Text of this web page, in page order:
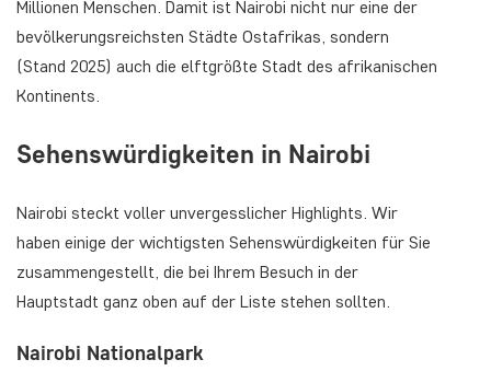
Millionen Menschen. Damit ist Nairobi nicht nur eine der
bevölkerungsreichsten Städte Ostafrikas, sondern
(Stand 2025) auch die elftgrößte Stadt des afrikanischen
Kontinents.
Sehenswürdigkeiten in Nairobi
Nairobi steckt voller unvergesslicher Highlights. Wir
haben einige der wichtigsten Sehenswürdigkeiten für Sie
zusammengestellt, die bei Ihrem Besuch in der
Hauptstadt ganz oben auf der Liste stehen sollten.
Nairobi Nationalpark